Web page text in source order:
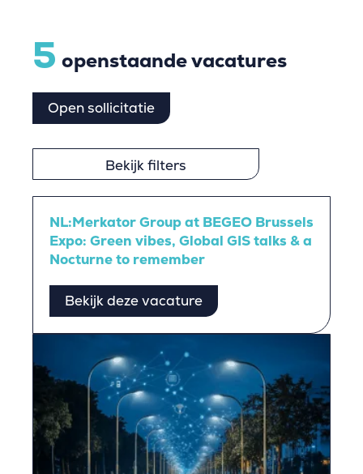
5 openstaande vacatures
Open sollicitatie
Bekijk filters
NL:Merkator Group at BEGEO Brussels
Expo: Green vibes, Global GIS talks & a
Nocturne to remember
Bekijk deze vacature